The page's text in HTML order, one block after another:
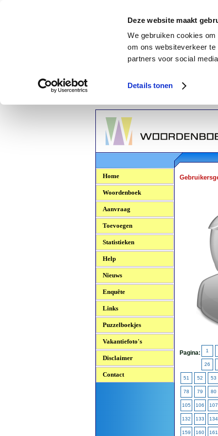
Deze website maakt
We gebruiken cookies
om ons websiteverkeer
partners voor social
Details tonen
Woordenboek.NU
Home
Woordenboek
Aanvraag
Toevoegen
Statistieken
Help
Nieuws
Enquête
Links
Puzzelboekjes
Vakantiefoto's
Disclaimer
Contact
Pagina: 1
26
51 52 53
78 79 80
105 106 107
132 133 134
159 160 161